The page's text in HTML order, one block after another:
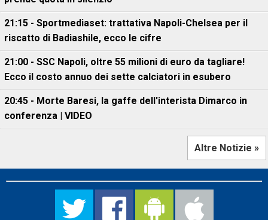
21:15 - Sportmediaset: trattativa Napoli-Chelsea per il
riscatto di Badiashile, ecco le cifre
21:00 - SSC Napoli, oltre 55 milioni di euro da tagliare!
Ecco il costo annuo dei sette calciatori in esubero
20:45 - Morte Baresi, la gaffe dell'interista Dimarco in
conferenza | VIDEO
Altre Notizie »